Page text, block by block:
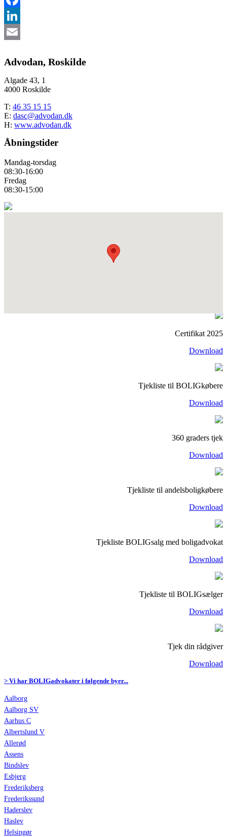
Facebook
LinkedIn
Advodan, Roskilde
Algade 43, 1
4000 Roskilde
T: 46 35 15 15
E: dasc@advodan.dk
H: www.advodan.dk
Åbningstider
Mandag-torsdag
08:30-16:00
Fredag
08:30-15:00
Certifikat 2025
Download
Tjekliste til BOLIGkøbere
Download
360 graders tjek
Download
Tjekliste til andelsboligkøbere
Download
Tjekliste BOLIGsalg med boligadvokat
Download
Tjekliste til BOLIGsælger
Download
Tjek din rådgiver
Download
> Vi har BOLIGadvokater i følgende byer...
Aalborg
Aalborg SV
Aarhus C
Albertslund V
Allerød
Assens
Bindslev
Esbjerg
Frederiksberg
Frederikssund
Haderslev
Haslev
Helsingør